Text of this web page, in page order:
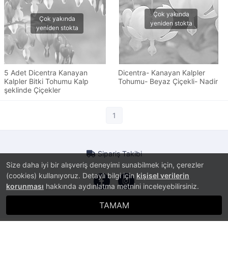
Size daha iyi bir alışveriş deneyimi sunabilmek için, çerezler
(cookies) kullanıyoruz. Detaylı bilgi için kişisel verilerin
korunması hakkında aydınlatma metnini inceleyebilirsiniz.
TAMAM
5 Adet Dicentra Kanayan
Kalpler Bitki Tohumu Kalp
şeklinde Çiçekler
Dicentra- Kanayan Kalpler
Tohumu- Beyaz Çiçekli- Nadir
1
Sipariş Takibi
E-Ticaret Sistemi